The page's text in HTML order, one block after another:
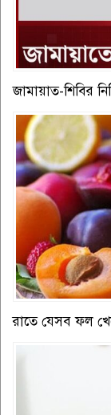
জামায়াত-শিবির
রাতে যেসব ফল